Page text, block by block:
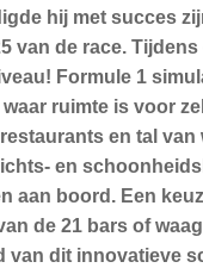
hij met succes
van de race.
Formule 1
ruimte is voor
en tal
en
aan boord. Een
de 21 bars of
dit innovatieve